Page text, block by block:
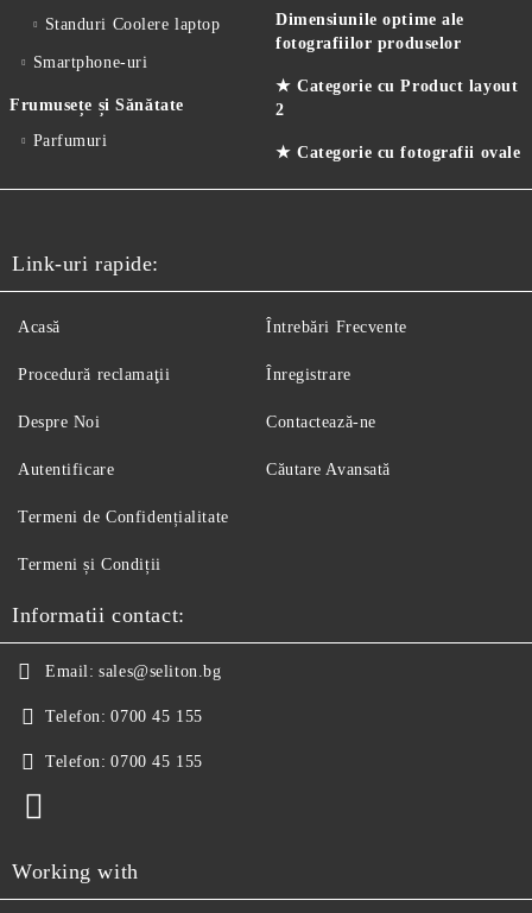
Standuri Coolere laptop
Smartphone-uri
Frumusețe și Sănătate
Parfumuri
Dimensiunile optime ale
fotografiilor produselor
★ Categorie cu Product layout
2
★ Categorie cu fotografii ovale
Link-uri rapide:
Acasă
Procedură reclamaţii
Despre Noi
Autentificare
Întrebări Frecvente
Înregistrare
Contactează-ne
Căutare Avansată
Termeni de Confidențialitate
Termeni și Condiții
Informatii contact:
Email: sales@seliton.bg
Telefon: 0700 45 155
Telefon: 0700 45 155
Working with